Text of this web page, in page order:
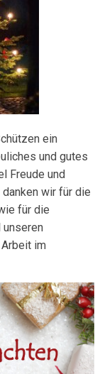
ein
und gutes
Freude und
wir für die
für die
im